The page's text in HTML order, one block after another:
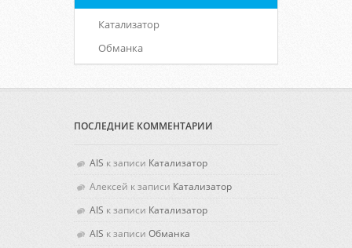
Катализатор
Обманка
ПОСЛЕДНИЕ КОММЕНТАРИИ
AIS к записи Катализатор
Алексей к записи Катализатор
AIS к записи Катализатор
AIS к записи Обманка